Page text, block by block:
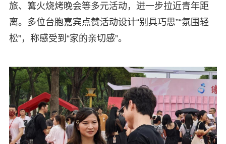
旅、篝火烧烤晚会等多元活动，进一步拉近青年距
离。多位台胞嘉宾点赞活动设计“别具巧思”“氛围轻
松”，称感受到“家的亲切感”。